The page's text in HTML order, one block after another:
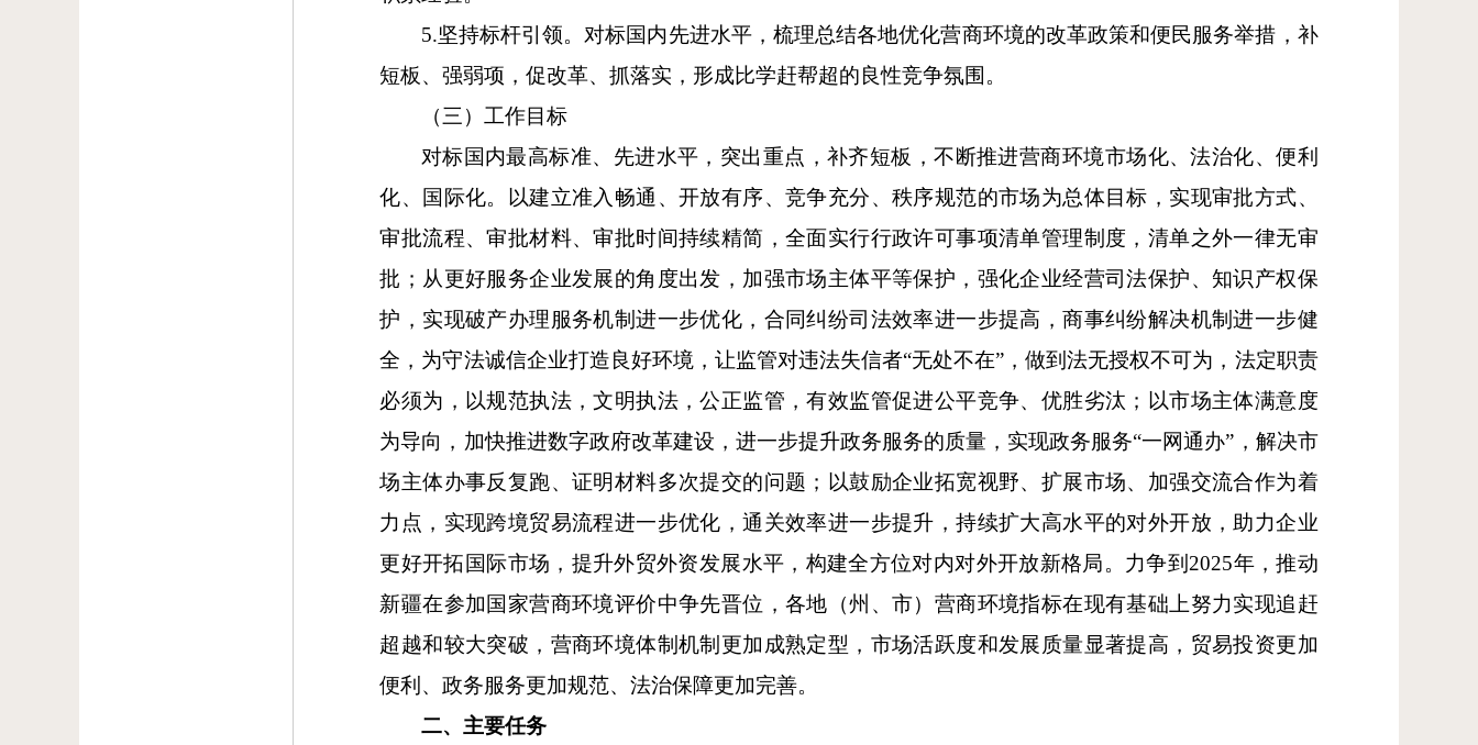
5.坚持标杆引领。对标国内先进水平，梳理总结各地优化营商环境的改革政策和便民服务举措，补
短板、强弱项，促改革、抓落实，形成比学赶帮超的良性竞争氛围。
（三）工作目标
对标国内最高标准、先进水平，突出重点，补齐短板，不断推进营商环境市场化、法治化、便利
化、国际化。以建立准入畅通、开放有序、竞争充分、秩序规范的市场为总体目标，实现审批方式、
审批流程、审批材料、审批时间持续精简，全面实行行政许可事项清单管理制度，清单之外一律无审
批；从更好服务企业发展的角度出发，加强市场主体平等保护，强化企业经营司法保护、知识产权保
护，实现破产办理服务机制进一步优化，合同纠纷司法效率进一步提高，商事纠纷解决机制进一步健
全，为守法诚信企业打造良好环境，让监管对违法失信者“无处不在”，做到法无授权不可为，法定职责
必须为，以规范执法，文明执法，公正监管，有效监管促进公平竞争、优胜劣汰；以市场主体满意度
为导向，加快推进数字政府改革建设，进一步提升政务服务的质量，实现政务服务“一网通办”，解决市
场主体办事反复跑、证明材料多次提交的问题；以鼓励企业拓宽视野、扩展市场、加强交流合作为着
力点，实现跨境贸易流程进一步优化，通关效率进一步提升，持续扩大高水平的对外开放，助力企业
更好开拓国际市场，提升外贸外资发展水平，构建全方位对内对外开放新格局。力争到2025年，推动
新疆在参加国家营商环境评价中争先晋位，各地（州、市）营商环境指标在现有基础上努力实现追赶
超越和较大突破，营商环境体制机制更加成熟定型，市场活跃度和发展质量显著提高，贸易投资更加
便利、政务服务更加规范、法治保障更加完善。
二、主要任务